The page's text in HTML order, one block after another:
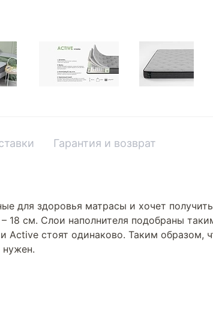
Гарантия и возврат
для здоровья матрасы и хочет
18 см. Слои наполнителя подобраны
стоят одинаково. Таким образом,
нужен.